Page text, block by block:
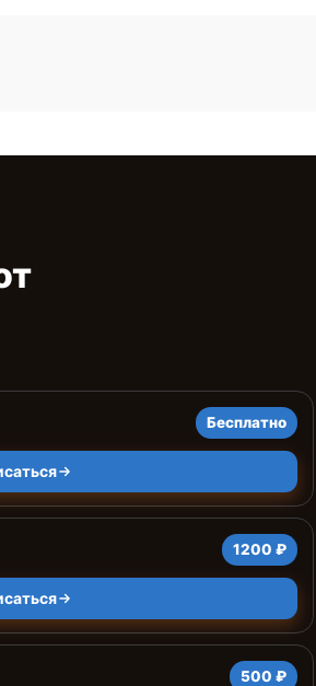
Бесплатно
1200 ₽
500 ₽